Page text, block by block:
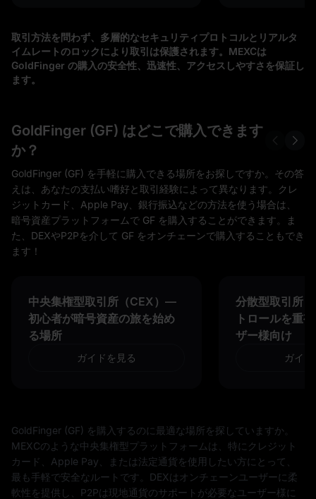
取引方法を問わず、多層的なセキュリティプロトコルとリアルタ
イムレートのロックにより取引は保護されます。MEXCは
GoldFinger の購入の安全性、迅速性、アクセスしやすさを保証し
ます。
GoldFinger (GF) はどこで購入できます
か？
GoldFinger (GF) を手軽に購入できる場所をお探しですか。その答
えは、あなたの支払い嗜好と取引経験によって異なります。クレ
ジットカード、Apple Pay、銀行振込などの方法を使う場合は、
暗号資産プラットフォームで GF を購入することができます。ま
た、DEXやP2Pを介して GF をオンチェーンで購入することもでき
ます！
中央集権型取引所（CEX）—
初心者が暗号資産の旅を始め
る場所
ガイドを見る
分散型取引所
トロールを重
ザー様向け
ガイ
GoldFinger (GF) を購入するのに最適な場所を探していますか。
MEXCのような中央集権型プラットフォームは、特にクレジット
カード、Apple Pay、または法定通貨を使用したい方にとって、
最も手軽で安全なルートです。DEXはオンチェーンユーザーに柔
軟性を提供し、P2Pは現地通貨のサポートが必要なユーザー様に